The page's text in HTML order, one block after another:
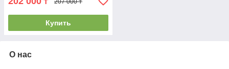
207 000 ₸
Купить
О нас